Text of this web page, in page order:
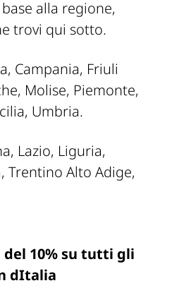
alla regione,
trovi qui sotto.
Campania, Friuli
Molise, Piemonte,
Umbria.
Lazio, Liguria,
Trentino Alto Adige,
del 10% su tutti gli
dItalia